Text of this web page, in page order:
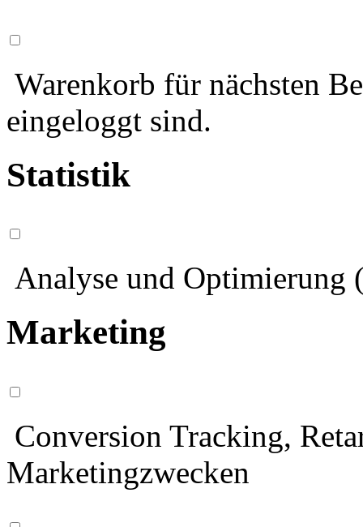
Warenkorb für nächsten
eingeloggt sind.
Statistik
Analyse und Optimierung
Marketing
Conversion Tracking,
Marketingzwecken